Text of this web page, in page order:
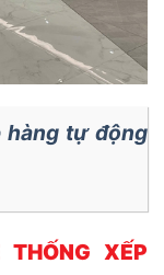
hàng tự động
XẾP